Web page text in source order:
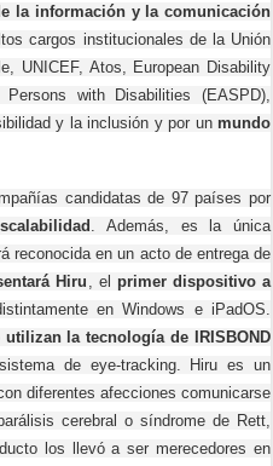
la información y la comunicación
cargos institucionales de la Unión
UNICEF, Atos, European Disability
with Disabilities (EASPD),
y la inclusión y por unmundo
candidatas de 97 países por
. Además, es la única
reconocida en un acto de entrega de
Hiru , el primer dispositivo a
en Windows e iPadOS.
utilizan la tecnología de IRISBOND
de eye-tracking. Hiru es un
diferentes afecciones comunicarse
cerebral o síndrome de Rett,
los llevó a ser merecedores en